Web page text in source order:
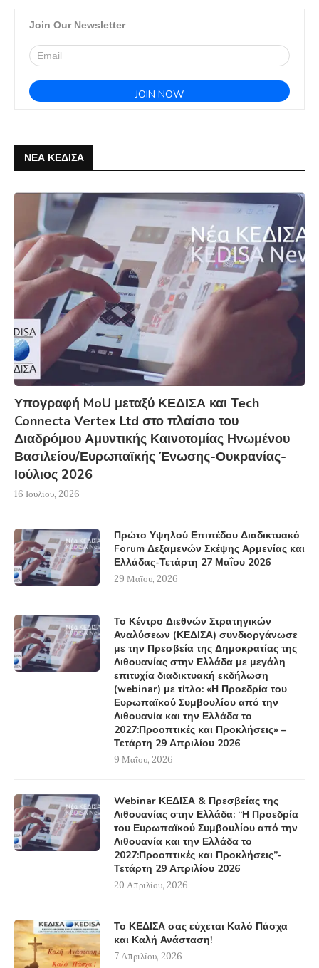
Join Our Newsletter
ΝΕΑ ΚΕΔΙΣΑ
Υπογραφή MoU μεταξύ ΚΕΔΙΣΑ και Tech
Connecta Vertex Ltd στο πλαίσιο του
Διαδρόμου Αμυντικής Καινοτομίας Ηνωμένου
Βασιλείου/Ευρωπαϊκής Ένωσης-Ουκρανίας-
Ιούλιος 2026
16 Ιουλίου, 2026
Πρώτο Υψηλού Επιπέδου Διαδικτυακό
Forum Δεξαμενών Σκέψης Αρμενίας και
Ελλάδας-Τετάρτη 27 Μαΐου 2026
29 Μαΐου, 2026
Το Κέντρο Διεθνών Στρατηγικών
Αναλύσεων (ΚΕΔΙΣΑ) συνδιοργάνωσε
με την Πρεσβεία της Δημοκρατίας της
Λιθουανίας στην Ελλάδα με μεγάλη
επιτυχία διαδικτυακή εκδήλωση
(webinar) με τίτλο: «Η Προεδρία του
Ευρωπαϊκού Συμβουλίου από την
Λιθουανία και την Ελλάδα το
2027:Προοπτικές και Προκλήσεις» –
Τετάρτη 29 Απριλίου 2026
9 Μαΐου, 2026
Webinar ΚΕΔΙΣΑ & Πρεσβείας της
Λιθουανίας στην Ελλάδα: “Η Προεδρία
του Ευρωπαϊκού Συμβουλίου από την
Λιθουανία και την Ελλάδα το
2027:Προοπτικές και Προκλήσεις”-
Τετάρτη 29 Απριλίου 2026
20 Απριλίου, 2026
Το ΚΕΔΙΣΑ σας εύχεται Καλό Πάσχα
και Καλή Ανάσταση!
7 Απριλίου, 2026